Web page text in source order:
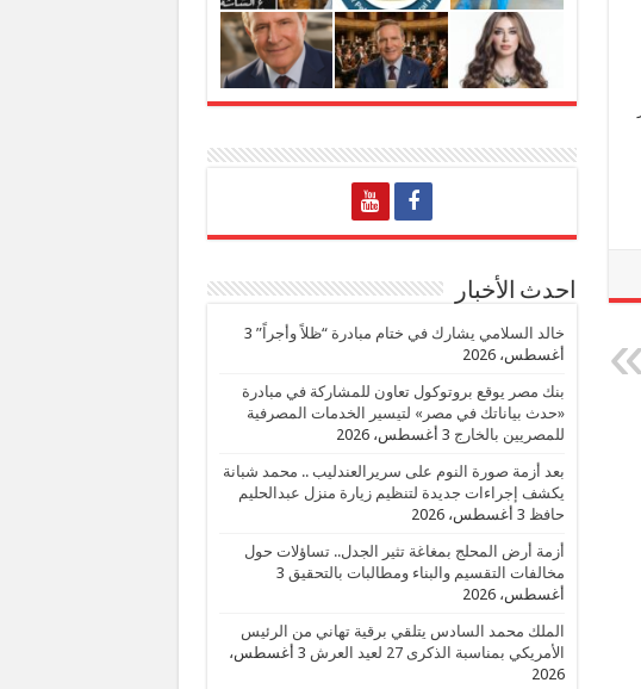
احدث الأخبار
خالد السلامي يشارك في ختام مبادرة “ظلاً وأجراً” 3
أغسطس، 2026
بنك مصر يوقع بروتوكول تعاون للمشاركة في مبادرة
«حدث بياناتك في مصر» لتيسير الخدمات المصرفية
للمصريين بالخارج 3 أغسطس، 2026
بعد أزمة صورة النوم على سريرالعندليب .. محمد شبانة
يكشف إجراءات جديدة لتنظيم زيارة منزل عبدالحليم
حافظ 3 أغسطس، 2026
أزمة أرض المحلج بمغاغة تثير الجدل.. تساؤلات حول
مخالفات التقسيم والبناء ومطالبات بالتحقيق 3
أغسطس، 2026
الملك محمد السادس يتلقي برقية تهاني من الرئيس
الأمريكي بمناسبة الذكرى 27 لعيد العرش
3 أغسطس،
2026